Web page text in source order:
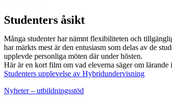
Studenters åsikt
Många studenter har nämnt flexibiliteten och
har märkts mest är den entusiasm som delas av de
upplevde personliga möten där under hösten.
Här är en kort film om vad eleverna säger om
Studenters upplevelse av Hybridundervisning
Nyheter – utbildningsstöd